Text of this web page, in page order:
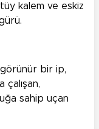
kalem ve eskiz
görünür bir ip,
çalışan,
sahip uçan